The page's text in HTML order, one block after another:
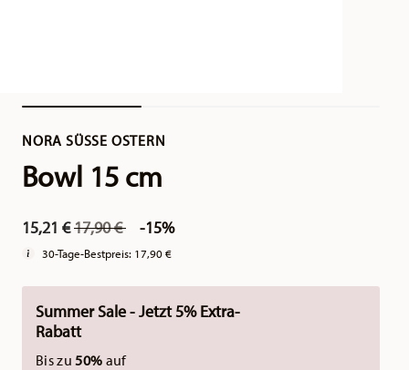
NORA SÜSSE OSTERN
Bowl 15 cm
15,21 €Price reduced from
17,90 €to -15%
30-Tage-Bestpreis: 17,90 €
Summer Sale - Jetzt 5% Extra-
Rabatt
Bis zu 50% auf